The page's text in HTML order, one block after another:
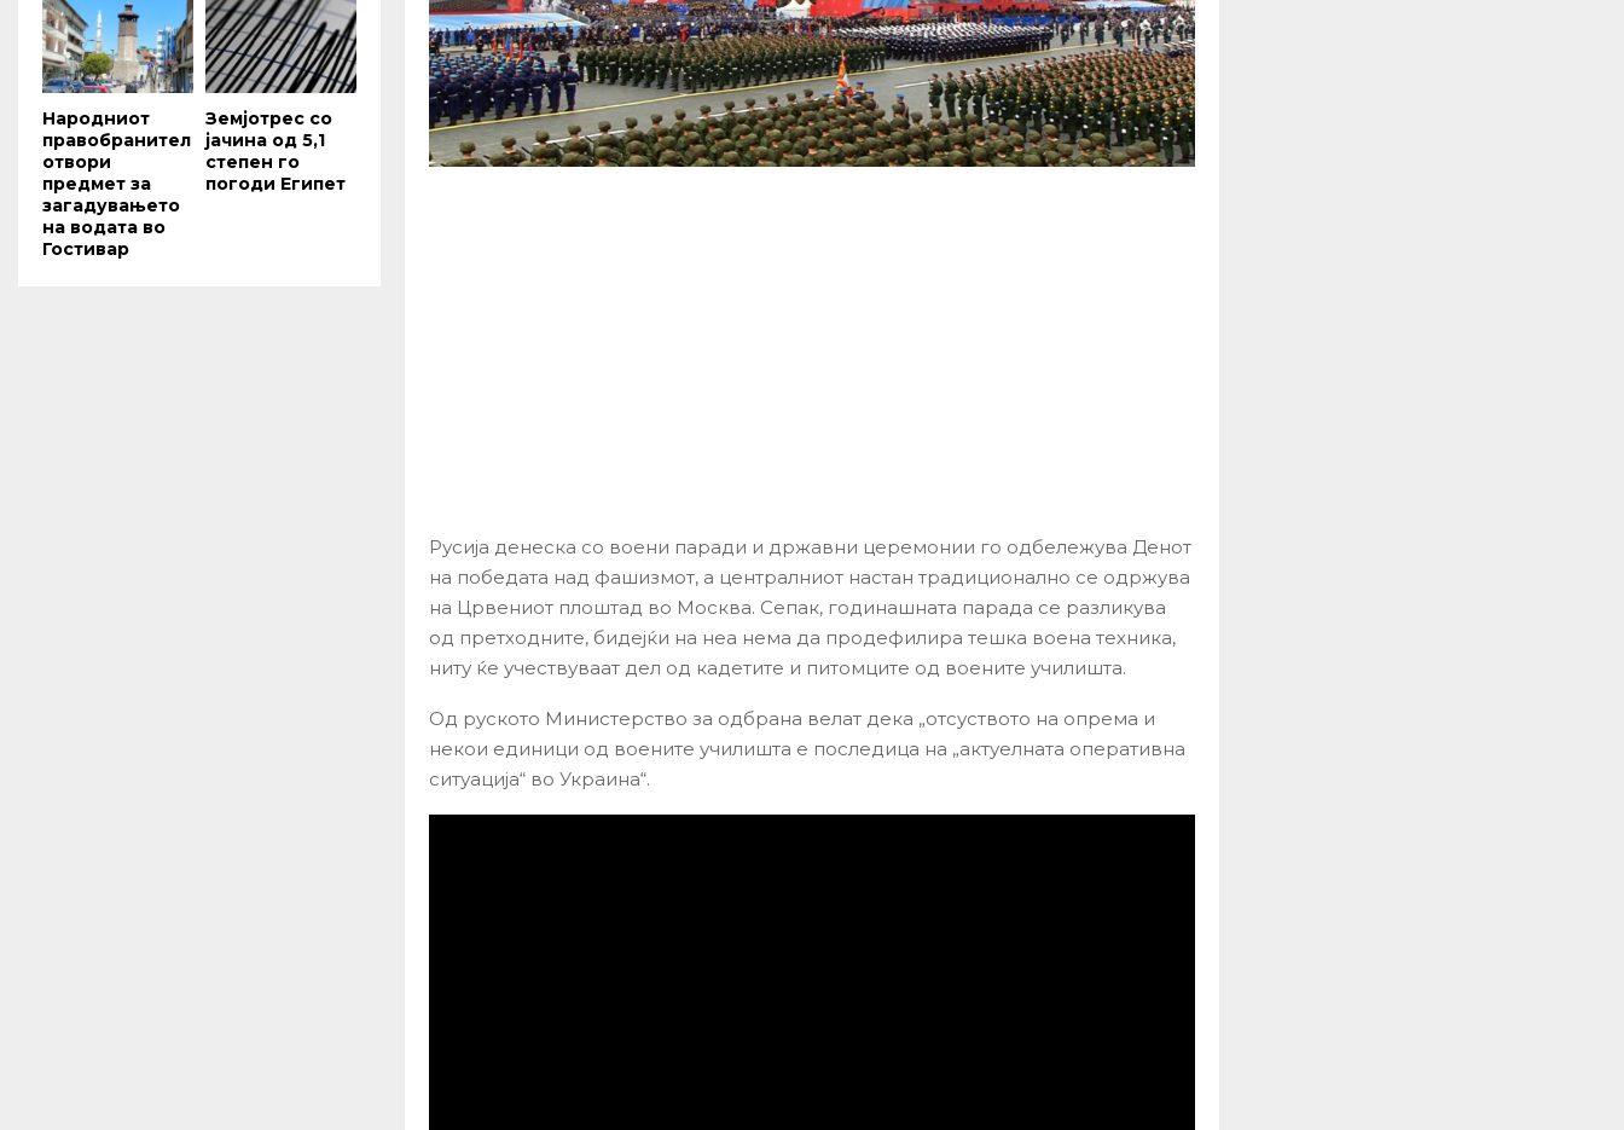
Русија денеска со воени паради и државни церемонии го одбележува Денот
на победата над фашизмот, а централниот настан традиционално се одржува
на Црвениот плоштад во Москва. Сепак, годинашната парада се разликува
од претходните, бидејќи на неа нема да продефилира тешка воена техника,
ниту ќе учествуваат дел од кадетите и питомците од воените училишта.
Од руското Министерство за одбрана велат дека „отсуството на опрема и
некои единици од воените училишта е последица на „актуелната оперативна
ситуација“ во Украина“.
Народниот
правобранител
отвори
предмет за
загадувањето
на водата во
Гостивар
Земјотрес со
јачина од 5,1
степен го
погоди Египет